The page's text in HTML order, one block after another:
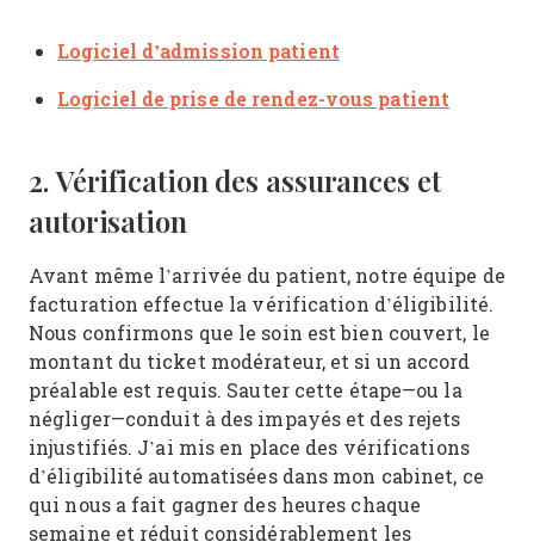
Logiciel d’admission patient
Logiciel de prise de rendez-vous patient
2. Vérification des assurances et
autorisation
Avant même l’arrivée du patient, notre équipe de
facturation effectue la vérification d’éligibilité.
Nous confirmons que le soin est bien couvert, le
montant du ticket modérateur, et si un accord
préalable est requis. Sauter cette étape—ou la
négliger—conduit à des impayés et des rejets
injustifiés. J’ai mis en place des vérifications
d’éligibilité automatisées dans mon cabinet, ce
qui nous a fait gagner des heures chaque
semaine et réduit considérablement les